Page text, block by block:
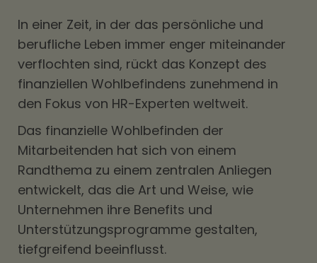
In einer Zeit, in der das persönliche und
berufliche Leben immer enger miteinander
verflochten sind, rückt das Konzept des
finanziellen Wohlbefindens zunehmend in
den Fokus von HR-Experten weltweit.
Das finanzielle Wohlbefinden der
Mitarbeitenden hat sich von einem
Randthema zu einem zentralen Anliegen
entwickelt, das die Art und Weise, wie
Unternehmen ihre Benefits und
Unterstützungsprogramme gestalten,
tiefgreifend beeinflusst.